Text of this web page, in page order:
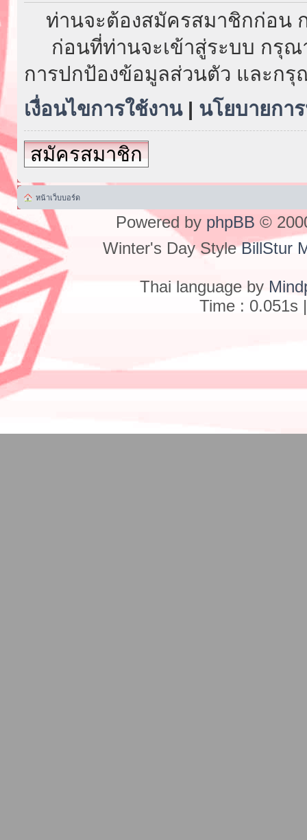
ท่านจะต้องสมัครสมาชิกก่อน
ก่อนที่ท่านจะเข้าสู่ระบบ กรุณ
การปกป้องข้อมูลส่วนตัว และก
เงื่อนไขการใช้งาน| นโยบายกา
สมัครสมาชิก
หน้าเว็บบอร์ด
Powered by phpBB ©
Winter's Day StyleBillStur
Thai language by
Time : 0.051s